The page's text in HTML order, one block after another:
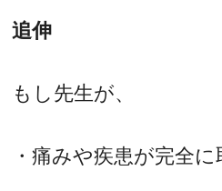
追伸
もし先生が、
・痛みや疾患が完全